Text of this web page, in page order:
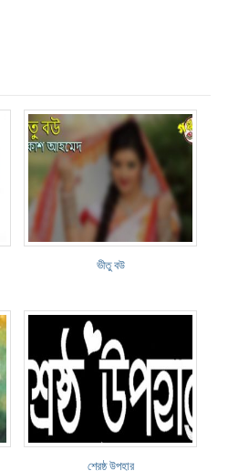
ভীতু বউ
শ্রেষ্ঠ উপহার